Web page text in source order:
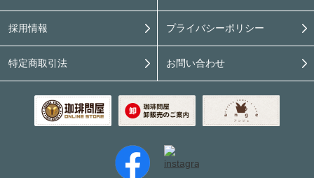
採用情報 プライバシーポリシー
特定商取引法 お問い合わせ